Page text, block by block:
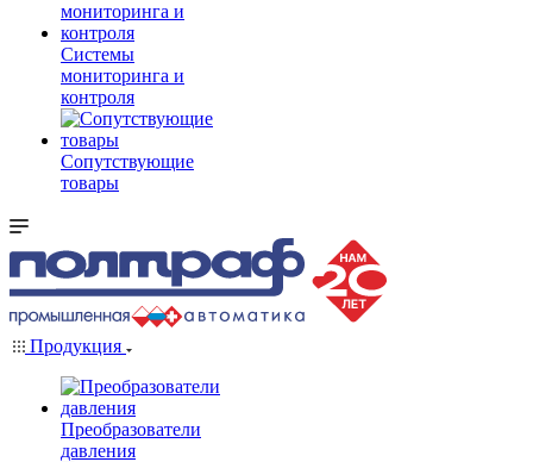
Системы
мониторинга и
контроля
Сопутствующие
товары
Продукция
Преобразователи
давления